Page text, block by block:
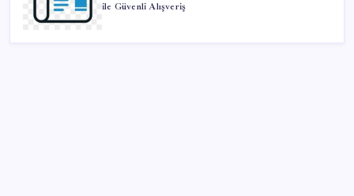
ile Güvenli Alışveriş